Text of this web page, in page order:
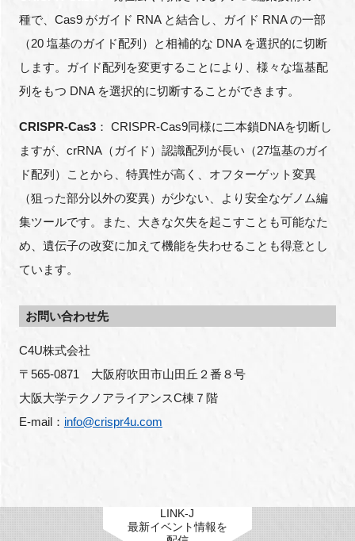
種で、Cas9 がガイド RNA と結合し、ガイド RNA の一部
（20 塩基のガイド配列）と相補的な DNA を選択的に切断
します。ガイド配列を変更することにより、様々な塩基配
列をもつ DNA を選択的に切断することができます。
CRISPR-Cas3： CRISPR-Cas9同様に二本鎖DNAを切断し
ますが、crRNA（ガイド）認識配列が長い（27塩基のガイ
ド配列）ことから、特異性が高く、オフターゲット変異
（狙った部分以外の変異）が少ない、より安全なゲノム編
集ツールです。また、大きな欠失を起こすことも可能なた
め、遺伝子の改変に加えて機能を失わせることも得意とし
ています。
お問い合わせ先
C4U株式会社
〒565-0871　大阪府吹田市山田丘２番８号
大阪大学テクノアライアンスC棟７階
E-mail： info@crispr4u.com
LINK-J
最新イベント情報を